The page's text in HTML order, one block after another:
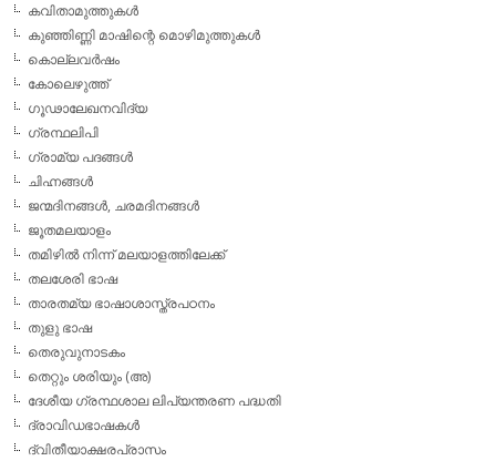
കവിതാമുത്തുകള്‍
കുഞ്ഞിണ്ണി മാഷിന്റെ മൊഴിമുത്തുകള്‍
കൊല്ലവര്‍ഷം
കോലെഴുത്ത്
ഗൂഢാലേഖനവിദ്യ
ഗ്രന്ഥലിപി
ഗ്രാമ്യ പദങ്ങള്‍
ചിഹ്നങ്ങള്‍
ജന്മദിനങ്ങള്‍, ചരമദിനങ്ങള്‍
ജൂതമലയാളം
തമിഴില്‍ നിന്ന് മലയാളത്തിലേക്ക്
തലശേരി ഭാഷ
താരതമ്യ ഭാഷാശാസ്ത്രപഠനം
തുളു ഭാഷ
തെരുവുനാടകം
തെറ്റും ശരിയും (അ)
ദേശീയ ഗ്രന്ഥശാല ലിപ്യന്തരണ പദ്ധതി
ദ്രാവിഡഭാഷകള്‍
ദ്വിതീയാക്ഷരപ്രാസം